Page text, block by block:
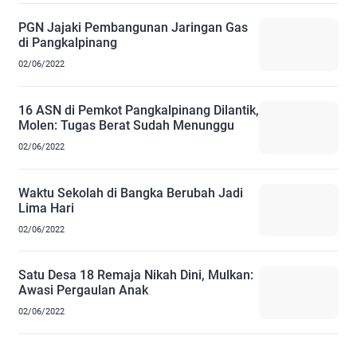
PGN Jajaki Pembangunan Jaringan Gas
di Pangkalpinang
02/06/2022
16 ASN di Pemkot Pangkalpinang Dilantik,
Molen: Tugas Berat Sudah Menunggu
02/06/2022
Waktu Sekolah di Bangka Berubah Jadi
Lima Hari
02/06/2022
Satu Desa 18 Remaja Nikah Dini, Mulkan:
Awasi Pergaulan Anak
02/06/2022